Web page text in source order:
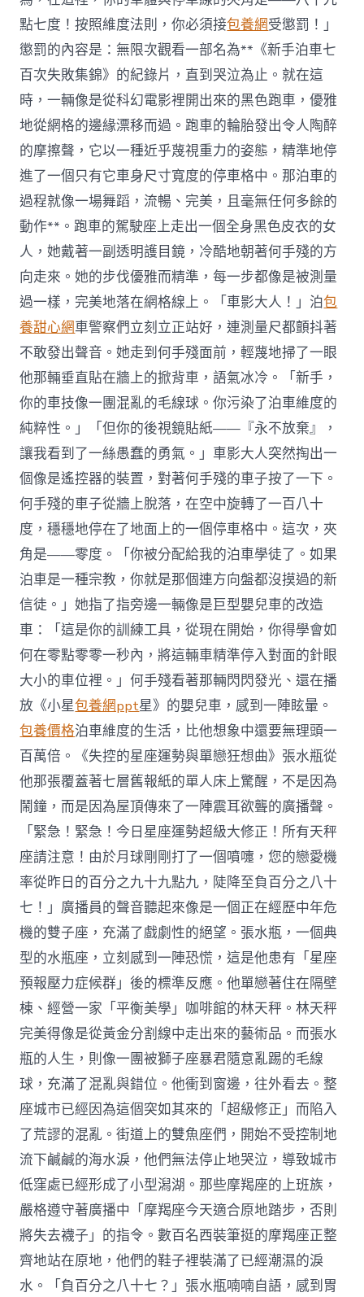
點七度！按照維度法則，你必須接包養網受懲罰！」
懲罰的內容是：無限次觀看一部名為**《新手泊車七
百次失敗集錦》的紀錄片，直到哭泣為止。就在這
時，一輛像是從科幻電影裡開出來的黑色跑車，優雅
地從網格的邊緣漂移而過。跑車的輪胎發出令人陶醉
的摩擦聲，它以一種近乎蔑視重力的姿態，精準地停
進了一個只有它車身尺寸寬度的停車格中。那泊車的
過程就像一場舞蹈，流暢、完美，且毫無任何多餘的
動作**。跑車的駕駛座上走出一個全身黑色皮衣的女
人，她戴著一副透明護目鏡，冷酷地朝著何手殘的方
向走來。她的步伐優雅而精準，每一步都像是被測量
過一樣，完美地落在網格線上。「車影大人！」泊包
養甜心網車警察們立刻立正站好，連測量尺都顫抖著
不敢發出聲音。她走到何手殘面前，輕蔑地掃了一眼
他那輛垂直貼在牆上的掀背車，語氣冰冷。「新手，
你的車技像一團混亂的毛線球。你污染了泊車維度的
純粹性。」「但你的後視鏡貼紙——『永不放棄』，
讓我看到了一絲愚蠢的勇氣。」車影大人突然掏出一
個像是遙控器的裝置，對著何手殘的車子按了一下。
何手殘的車子從牆上脫落，在空中旋轉了一百八十
度，穩穩地停在了地面上的一個停車格中。這次，夾
角是——零度。「你被分配給我的泊車學徒了。如果
泊車是一種宗教，你就是那個連方向盤都沒摸過的新
信徒。」她指了指旁邊一輛像是巨型嬰兒車的改造
車：「這是你的訓練工具，從現在開始，你得學會如
何在零點零零一秒內，將這輛車精準停入對面的針眼
大小的車位裡。」何手殘看著那輛閃閃發光、還在播
放《小星包養網ppt星》的嬰兒車，感到一陣眩暈。
包養價格泊車維度的生活，比他想象中還要無理頭一
百萬倍。《失控的星座運勢與單戀狂想曲》張水瓶從
他那張覆蓋著七層舊報紙的單人床上驚醒，不是因為
鬧鐘，而是因為屋頂傳來了一陣震耳欲聾的廣播聲。
「緊急！緊急！今日星座運勢超級大修正！所有天秤
座請注意！由於月球剛剛打了一個噴嚏，您的戀愛機
率從昨日的百分之九十九點九，陡降至負百分之八十
七！」廣播員的聲音聽起來像是一個正在經歷中年危
機的雙子座，充滿了戲劇性的絕望。張水瓶，一個典
型的水瓶座，立刻感到一陣恐慌，這是他患有「星座
預報壓力症候群」後的標準反應。他單戀著住在隔壁
棟、經營一家「平衡美學」咖啡館的林天秤。林天秤
完美得像是從黃金分割線中走出來的藝術品。而張水
瓶的人生，則像一團被獅子座暴君隨意亂踢的毛線
球，充滿了混亂與錯位。他衝到窗邊，往外看去。整
座城市已經因為這個突如其來的「超級修正」而陷入
了荒謬的混亂。街道上的雙魚座們，開始不受控制地
流下鹹鹹的海水淚，他們無法停止地哭泣，導致城市
低窪處已經形成了小型潟湖。那些摩羯座的上班族，
嚴格遵守著廣播中「摩羯座今天適合原地踏步，否則
將失去襪子」的指令。數百名西裝筆挺的摩羯座正整
齊地站在原地，他們的鞋子裡裝滿了已經潮濕的淚
水。「負百分之八十七？」張水瓶喃喃自語，感到胃